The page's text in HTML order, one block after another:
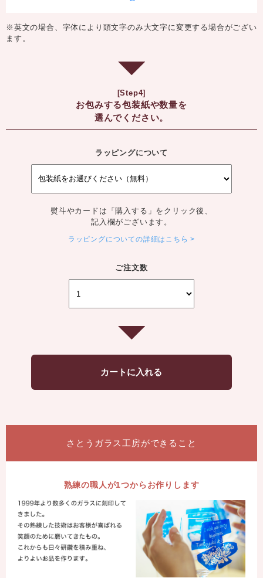
※英文の場合、字体により頭文字のみ大文字に変更する場合がござい
ます。
[Step4]
お包みする包装紙や数量を
選んでください。
ラッピングについて
熨斗やカードは「購入する」をクリック後、
記入欄がございます。
ラッピングについての詳細はこちら
ご注文数
さとうガラス工房ができること
熟練の職人が1つからお作りします